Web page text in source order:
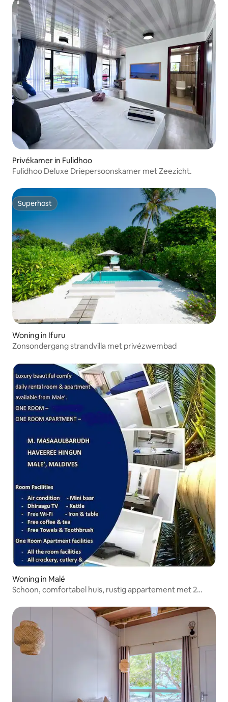
Privékamer in Fulidhoo
Fulidhoo Deluxe Driepersoonskamer met Zeezicht.
Superhost
Superhost
Woning in Ifuru
Zonsondergang strandvilla met privézwembad
Woning in Malé
Schoon, comfortabel huis, rustig appartement met 2